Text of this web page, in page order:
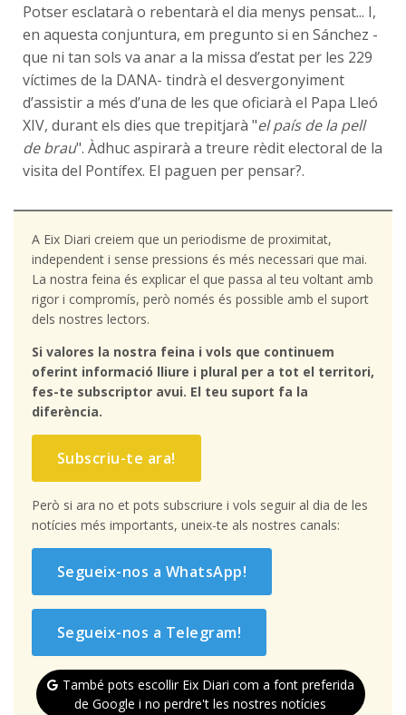
Potser esclatarà o rebentarà el dia menys pensat... I,
en aquesta conjuntura, em pregunto si en Sánchez -
que ni tan sols va anar a la missa d’estat per les 229
víctimes de la DANA- tindrà el desvergonyiment
d’assistir a més d’una de les que oficiarà el Papa Lleó
XIV, durant els dies que trepitjarà "el país de la pell
de brau". Àdhuc aspirarà a treure rèdit electoral de la
visita del Pontífex. El paguen per pensar?.
A Eix Diari creiem que un periodisme de proximitat,
independent i sense pressions és més necessari que mai.
La nostra feina és explicar el que passa al teu voltant amb
rigor i compromís, però només és possible amb el suport
dels nostres lectors.
Si valores la nostra feina i vols que continuem
oferint informació lliure i plural per a tot el territori,
fes-te subscriptor avui. El teu suport fa la
diferència.
Subscriu-te ara!
Però si ara no et pots subscriure i vols seguir al dia de les
notícies més importants, uneix-te als nostres canals:
Segueix-nos a WhatsApp!
Segueix-nos a Telegram!
També pots escollir Eix Diari com a font preferida
de Google i no perdre't les nostres notícies